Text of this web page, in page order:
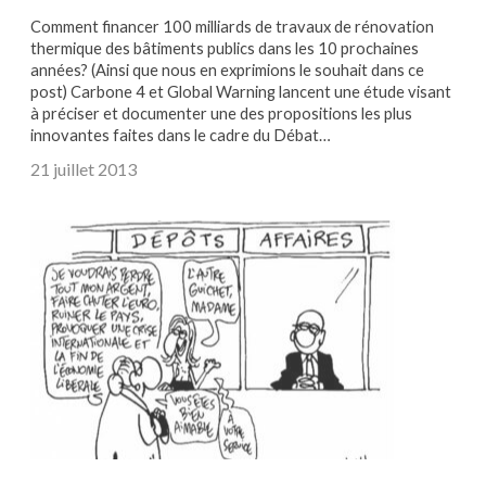
Comment financer 100 milliards de travaux de rénovation
thermique des bâtiments publics dans les 10 prochaines
années? (Ainsi que nous en exprimions le souhait dans ce
post) Carbone 4 et Global Warning lancent une étude visant
à préciser et documenter une des propositions les plus
innovantes faites dans le cadre du Débat…
21 juillet 2013